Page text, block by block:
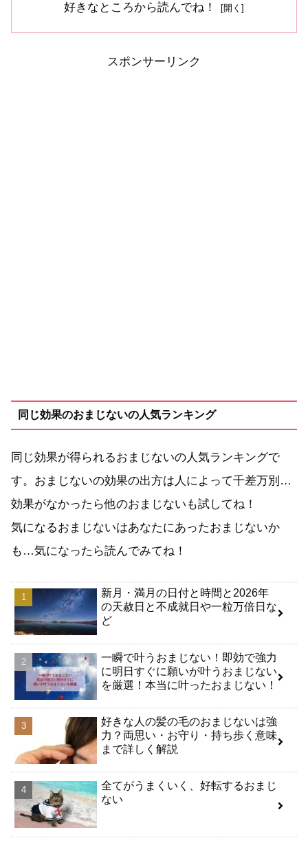
好きなところから読んでね！
スポンサーリンク
同じ効果のおまじないの人気ランキング
同じ効果が得られるおまじないの人気ランキングで
す。おまじないの効果の出方は人によって千差万別…
効果がなかったら他のおまじないも試してね！
気になるおまじないはあなたにあったおまじないか
も…気になったら読んでみてね！
新月・満月の日付と時間と2026年
の天赦日と不成就日や一粒万倍日な
ど
一瞬で叶うおまじない！即効で強力
に明日すぐに願いが叶うおまじない
を厳選！本当に叶ったおまじない！
好きな人の髪の毛のおまじないは強
力？両思い・お守り・持ち歩く意味
まで詳しく解説
全てがうまくいく、好転するおまじ
ない